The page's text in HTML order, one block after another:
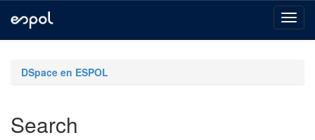
navigationDSpace en ESPOL
Search